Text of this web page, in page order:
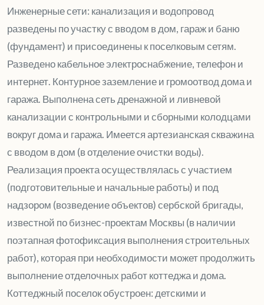
Инженерные сети: канализация и водопровод
разведены по участку с вводом в дом, гараж и баню
(фундамент) и присоединены к поселковым сетям.
Разведено кабельное электроснабжение, телефон и
интернет. Контурное заземление и громоотвод дома и
гаража. Выполнена сеть дренажной и ливневой
канализации с контрольными и сборными колодцами
вокруг дома и гаража. Имеется артезианская скважина
с вводом в дом (в отделение очистки воды).
Реализация проекта осуществлялась с участием
(подготовительные и начальные работы) и под
надзором (возведение объектов) сербской бригады,
известной по бизнес-проектам Москвы (в наличии
поэтапная фотофиксация выполнения строительных
работ), которая при необходимости может продолжить
выполнение отделочных работ коттеджа и дома.
Коттеджный поселок обустроен: детскими и